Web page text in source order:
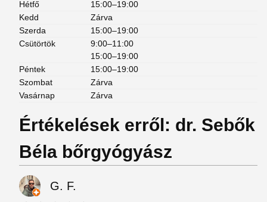
Hétfő
15:00–19:00
Kedd
Zárva
Szerda
15:00–19:00
Csütörtök
9:00–11:00
15:00–19:00
Péntek
15:00–19:00
Szombat
Zárva
Vasárnap
Zárva
Értékelések erről: dr. Sebők
Béla bőrgyógyász
G. F.